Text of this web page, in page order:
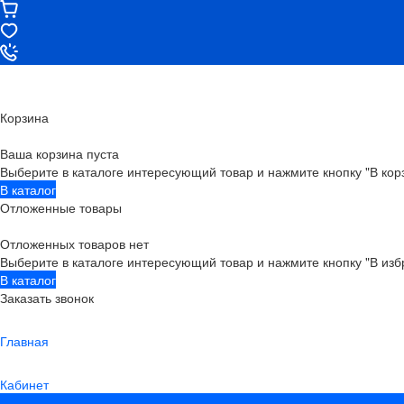
Корзина
Ваша корзина пуста
Выберите в каталоге интересующий товар и нажмите кнопку "В
В каталог
Отложенные товары
Отложенных товаров нет
Выберите в каталоге интересующий товар и нажмите кнопку "В
В каталог
Заказать звонок
Главная
Кабинет